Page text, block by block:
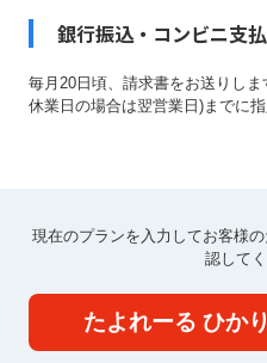
銀行振込・コンビニ支
毎月20日頃、請求書をお送りし
休業日の場合は翌営業日)までに
現在のプランを入力してお客様
認してく
たよれーる ひか